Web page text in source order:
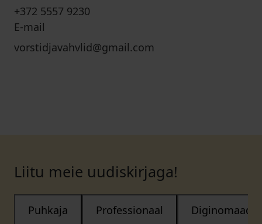
+372 5557 9230
E-mail
vorstidjavahvlid@gmail.com
Liitu meie uudiskirjaga!
Puhkaja Professionaal Diginomaad